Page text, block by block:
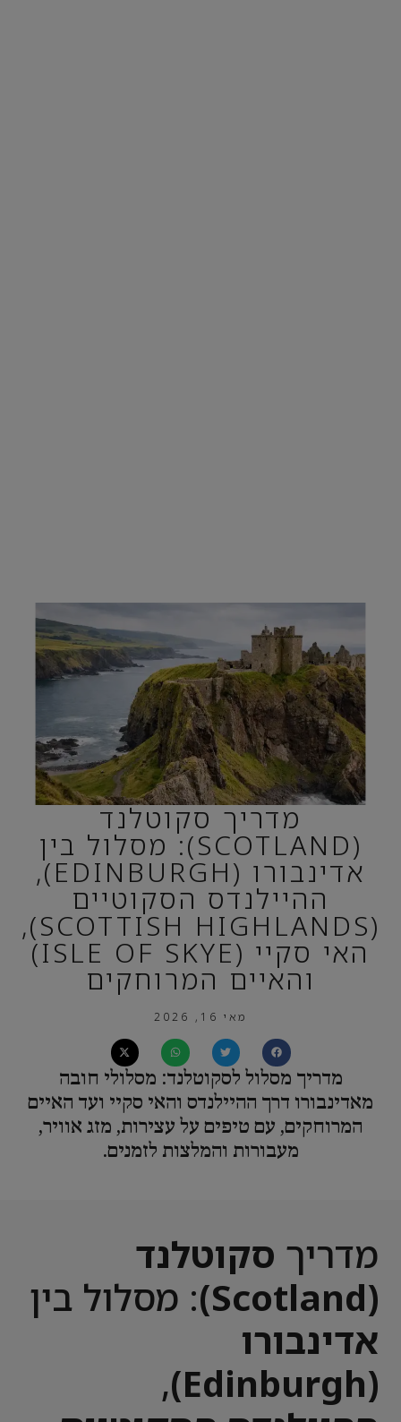
מדריך סקוטלנד
(SCOTLAND): מסלול בין
אדינבורו (EDINBURGH),
ההיילנדס הסקוטיים
(SCOTTISH HIGHLANDS),
האי סקיי (ISLE OF SKYE)
והאיים המרוחקים
מאי 16, 2026
מדריך מסלול לסקוטלנד: מסלולי חובה
מאדינבורו דרך ההיילנדס והאי סקיי ועד האיים
המרוחקים, עם טיפים על עצירות, מזג אוויר,
מעבורות והמלצות לזמנים.
מדריך סקוטלנד
(Scotland)
: מסלול בין
אדינבורו
(Edinburgh)
,